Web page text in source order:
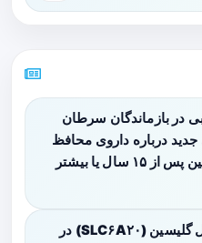
در بازماندگان سرطان
جدید درباره داروی محافظ
یا بیشتر
مهارگر جدیدِ ناقل گلیسین (SLC۶A۲۰) در